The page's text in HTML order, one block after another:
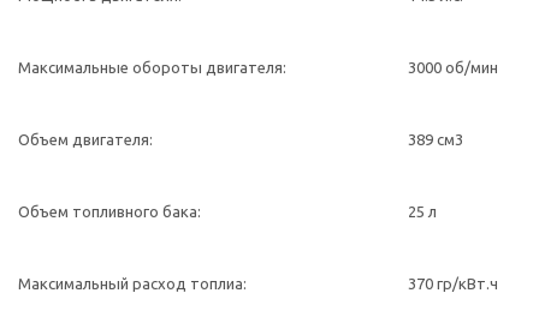
Максимальные обороты двигателя: 3000 об/мин
Объем двигателя: 389 см3
Объем топливного бака: 25 л
Максимальный расход топлиа: 370 гр/кВт.ч